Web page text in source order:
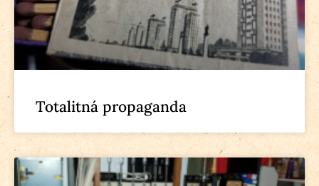
Totalitná propaganda